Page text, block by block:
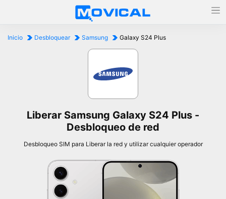
Inicio Desbloquear Samsung Galaxy S24 Plus
Liberar Samsung Galaxy S24 Plus -
Desbloqueo de red
Desbloqueo SIM para Liberar la red y utilizar cualquier operador